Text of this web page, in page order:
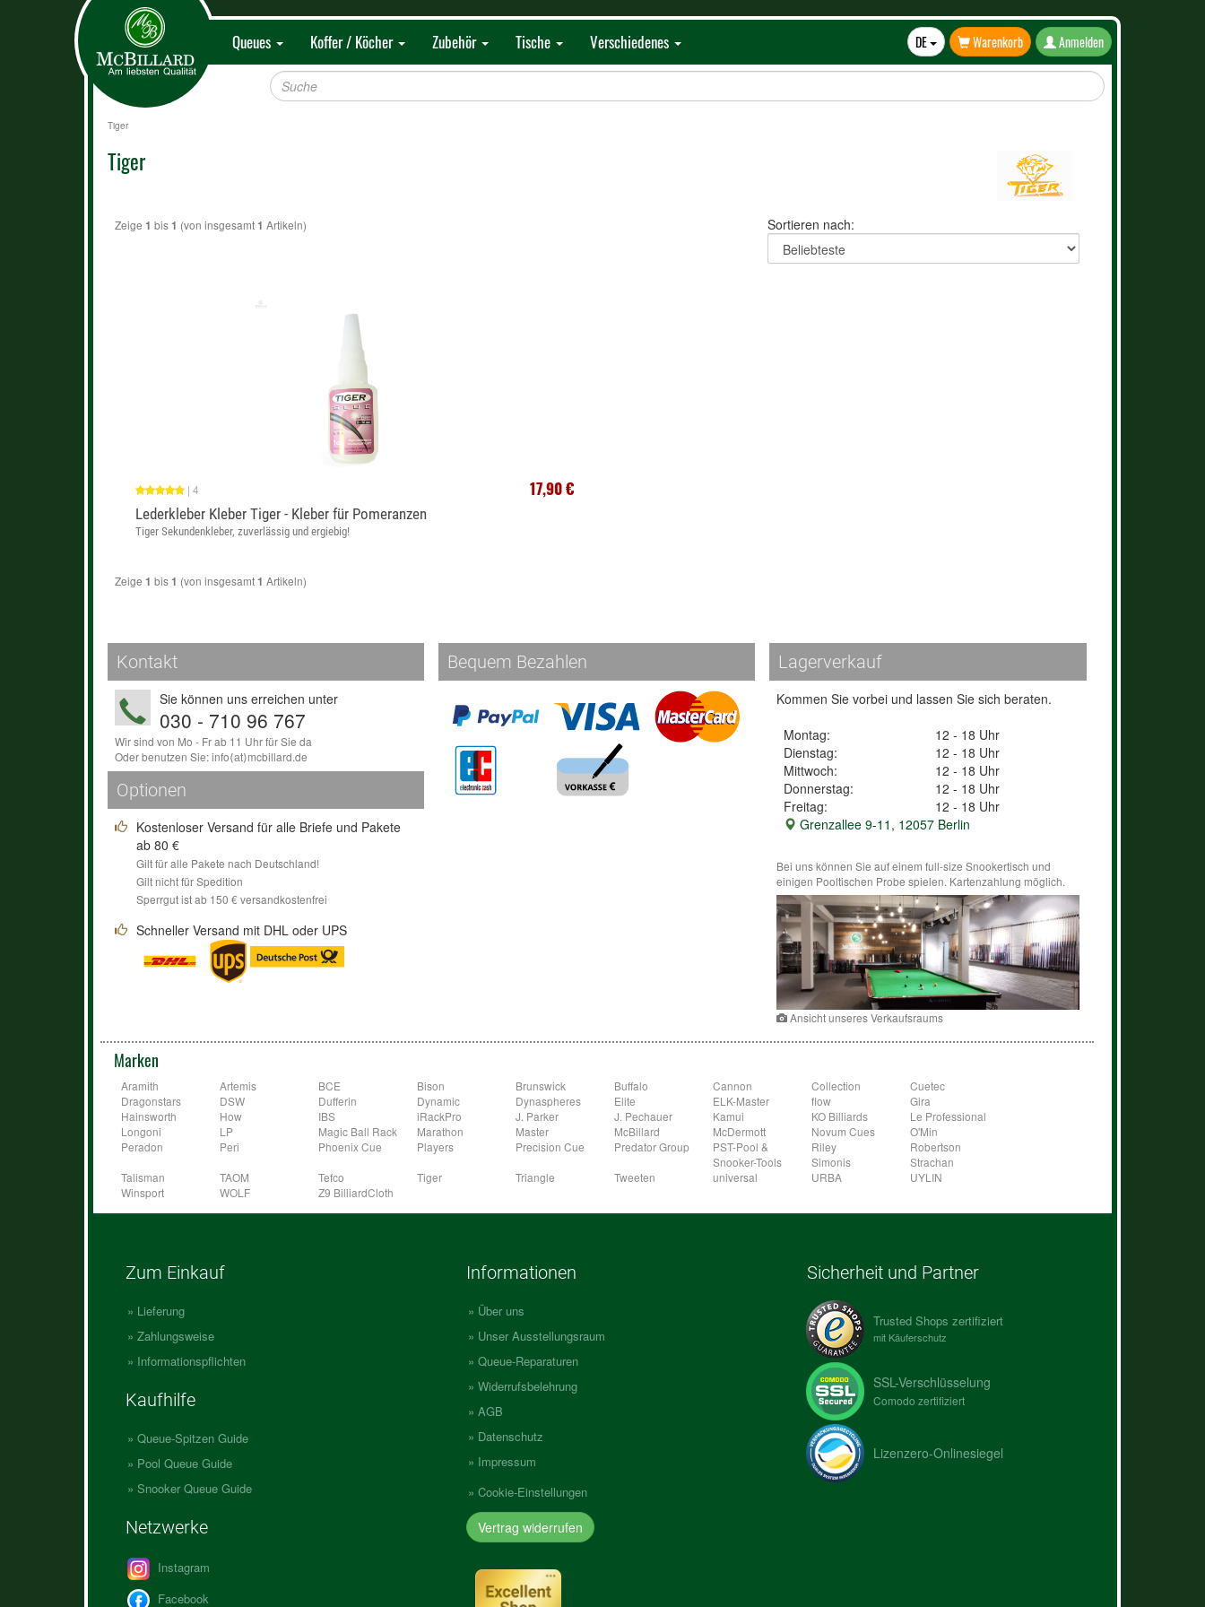
Queues Koffer / Köcher Zubehör Tische Verschiedenes DE
Toggle
Warenkorb Anmelden
Tiger
Tiger
Zeige 1 bis1 (von insgesamt1 Artikeln) Sortieren nach:
17,90 €
| 4
Lederkleber Kleber Tiger - Kleber für Pomeranzen
Tiger Sekundenkleber, zuverlässig und ergiebig!
Zeige 1 bis1 (von insgesamt1 Artikeln)
Kontakt
Sie können uns erreichen unter
030 - 710 96 767
Wir sind von Mo - Fr ab 11 Uhr für Sie da
Oder benutzen Sie:info⟨аt⟩mcbillard.de
Optionen
Kostenloser Versand für alle Briefe und Pakete
ab 80 €
Gilt für alle Pakete nach Deutschland!
Gilt nicht für Spedition
Sperrgut ist ab 150 € versandkostenfrei
Schneller Versand mit DHL oder UPS
Bequem Bezahlen Lagerverkauf
Kommen Sie vorbei und lassen Sie sich beraten.
Montag:
12 - 18 Uhr
Dienstag:
12 - 18 Uhr
Mittwoch:
12 - 18 Uhr
Donnerstag:
12 - 18 Uhr
Freitag:
12 - 18 Uhr
Grenzallee 9-11, 12057 Berlin
Bei uns können Sie auf einem full-size Snookertisch und
einigen Pooltischen Probe spielen. Kartenzahlung möglich.
Ansicht unseres Verkaufsraums
Marken
Aramith Artemis BCE Bison Brunswick Buffalo Cannon Collection
Cuetec
Dragonstars
DSW Dufferin Dynamic Dynaspheres Elite ELK-Master flow
Gira
Hainsworth
How IBS iRackPro J. Parker J. Pechauer Kamui KO Billiards
Le Professional
Longoni
LP Magic Ball Rack Marathon Master McBillard McDermott Novum Cues
O'Min
Peradon
Peri Phoenix Cue Players Precision Cue Predator Group
PST-Pool &
Snooker-Tools
Riley
Robertson
Simonis
Strachan
Talisman
TAOM Tefco Tiger Triangle Tweeten universal URBA
UYLIN
Winsport
WOLF Z9 BilliardCloth
Zum Einkauf
Lieferung
Zahlungsweise
Informationspflichten
Kaufhilfe
Queue-Spitzen Guide
Pool Queue Guide
Snooker Queue Guide
Netzwerke
Instagram
Facebook
Informationen
Über uns
Unser Ausstellungsraum
Queue-Reparaturen
Widerrufsbelehrung
AGB
Datenschutz
Impressum
Cookie-Einstellungen
Vertrag widerrufen
Sicherheit und Partner
Trusted Shops zertifiziert
mit Käuferschutz
SSL-Verschlüsselung
Comodo zertifiziert
Lizenzero-Onlinesiegel